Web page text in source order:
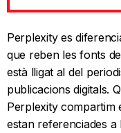
Perplexity es
que reben les fonts
està lligat al del
publicacions digitals.
Perplexity compartim
estan referenciades a